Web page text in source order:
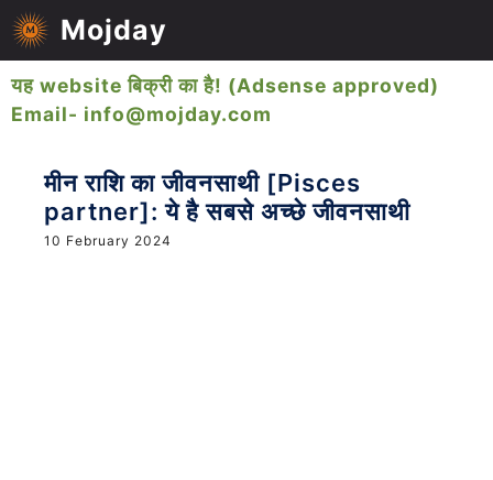
Skip
to
Mojday
यह website बिक्री का है! (Adsense approved)
Email- info@mojday.com
मीन राशि का जीवनसाथी [Pisces
partner]: ये है सबसे अच्छे जीवनसाथी
10 February 2024